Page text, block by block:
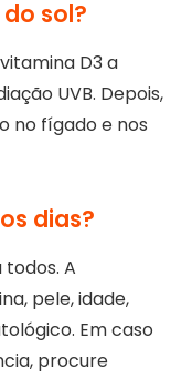
sol?
D3 a
UVB. Depois,
no fígado e nos
dias?
A
pele, idade,
Em caso
procure